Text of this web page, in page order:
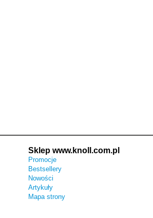
Sklep www.knoll.com.pl
Promocje
Bestsellery
Nowości
Artykuły
Mapa strony